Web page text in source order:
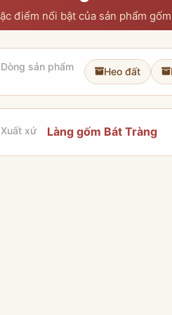
điểm nổi bật của sản phẩm
Dòng sản phẩm Heo đất
Xuất xứ Làng gốm Bát Tràng